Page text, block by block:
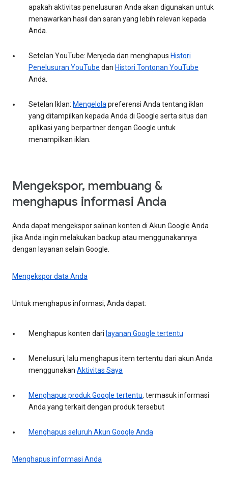
apakah aktivitas penelusuran Anda akan digunakan untuk
menawarkan hasil dan saran yang lebih relevan kepada
Anda.
Setelan YouTube: Menjeda dan menghapus Histori
Penelusuran YouTube dan Histori Tontonan YouTube
Anda.
Setelan Iklan: Mengelola preferensi Anda tentang iklan
yang ditampilkan kepada Anda di Google serta situs dan
aplikasi yang berpartner dengan Google untuk
menampilkan iklan.
Mengekspor, membuang &
menghapus informasi Anda
Anda dapat mengekspor salinan konten di Akun Google Anda
jika Anda ingin melakukan backup atau menggunakannya
dengan layanan selain Google.
Mengekspor data Anda
Untuk menghapus informasi, Anda dapat:
Menghapus konten dari layanan Google tertentu
Menelusuri, lalu menghapus item tertentu dari akun Anda
menggunakan Aktivitas Saya
Menghapus produk Google tertentu, termasuk informasi
Anda yang terkait dengan produk tersebut
Menghapus seluruh Akun Google Anda
Menghapus informasi Anda